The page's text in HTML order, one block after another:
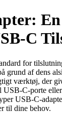
C
for
grund af dens
værktøj, der
USB-C-porte
USB-C-
til dine behov.